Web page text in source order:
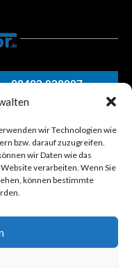
wir Technologien wie
bzw. darauf zuzugreifen.
wir Daten wie das
verarbeiten. Wenn Sie
können bestimmte
08403 938997
Nützliche
Links
Widerrufsrecht
Datenschutzerklärung
Glossar